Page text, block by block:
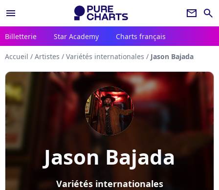
menu newsletter search
Billetterie Star Academy Charts français
Accueil / Artistes / Variétés internationales / Jason Bajada
Jason Bajada
Variétés internationales